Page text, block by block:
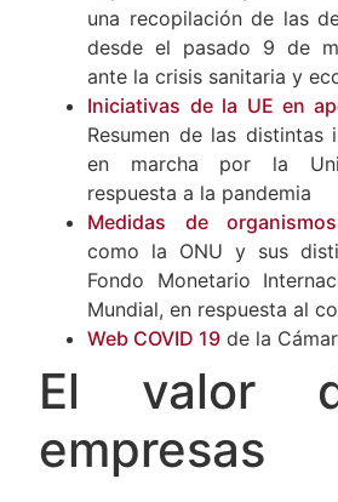
España ante la
una recopilación de las
desde el pasado 9 de
ante la crisis sanitaria y
Iniciativas de la UE en
Resumen de las distintas
en marcha por la
respuesta a la pandemia
Medidas de
como la ONU y sus
Fondo Monetario
Mundial, en respuesta al
El valor
empresas